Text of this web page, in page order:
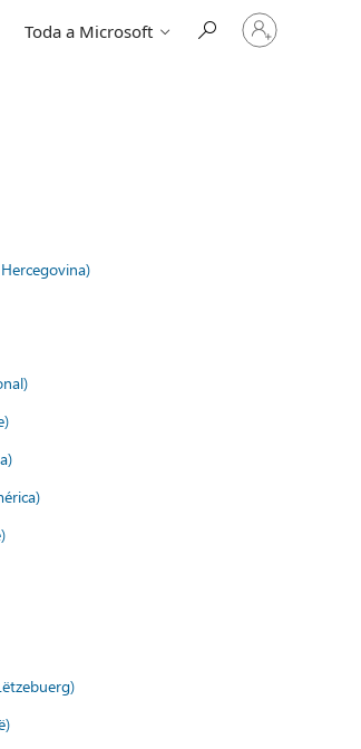
Toda a Microsoft
Entre
em
sua